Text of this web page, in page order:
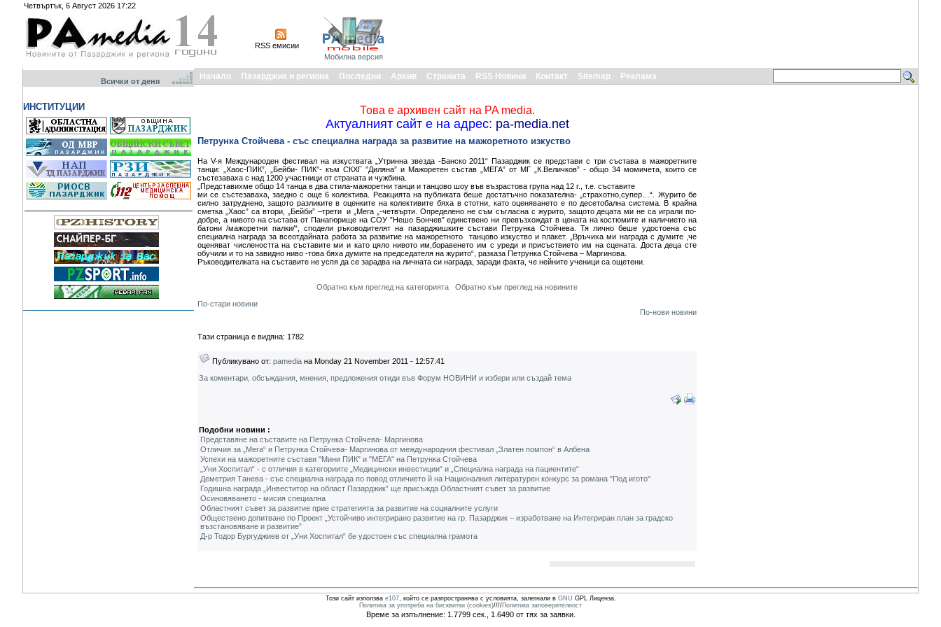
Четвъртък, 6 Август 2026 17:22
RSS емисии
Мобилна версия
Всички от деня
ИНСТИТУЦИИ
Начало Пазарджик и региона Последни Архив Страната RSS Новини Контакт Sitemap Реклама
Това е архивен сайт на PA media.
Актуалният сайт е на адрес: pa-media.net
Петрунка Стойчева - със специална награда за развитие на мажоретното изкуство
На V-я Международен фестивал на изкуствата „Утринна звезда -Банско 2011“ Пазарджик се представи с три състава в мажоретните
танци: „Хаос-ПИК”, „Бейби- ПИК”- към СКХГ ”Диляна” и Мажоретен състав „МЕГА” от МГ „К.Величков” - общо 34 момичета, които се
състезаваха с над 1200 участници от страната и чужбина.
„Представихме общо 14 танца в два стила-мажоретни танци и танцово шоу във възрастова група над 12 г., т.е. съставите
ми се състезаваха, заедно с още 6 колектива. Реакцията на публиката беше достатъчно показателна- „страхотно,супер…“. Журито бе
силно затруднено, защото разликите в оценките на колективите бяха в стотни, като оценяването е по десетобална система. В крайна
сметка „Хаос” са втори, „Бейби” –трети и „Мега „-четвърти. Определено не съм съгласна с журито, защото децата ми не са играли по-
добре, а нивото на състава от Панагюрище на СОУ ”Нешо Бончев” единствено ни превъзхождат в цената на костюмите и наличието на
батони /мажоретни палки/“, сподели ръководителят на пазарджишките състави Петрунка Стойчева. Тя лично беше удостоена със
специална награда за всеотдайната работа за развитие на мажоретното танцово изкуство и плакет. „Връчиха ми награда с думите ,че
оценяват числеността на съставите ми и като цяло нивото им,боравенето им с уреди и присъствието им на сцената. Доста деца сте
обучили и то на завидно ниво -това бяха думите на председателя на журито“, разказа Петрунка Стойчева – Маргинова.
Ръководителката на съставите не успя да се зарадва на личната си награда, заради факта, че нейните ученици са ощетени.
Обратно към преглед на категорията
Обратно към преглед на новините
По-стари новини
По-нови новини
Тази страница е видяна: 1782
Публикувано от: pamedia на Monday 21 November 2011 - 12:57:41
За коментари, обсъждания, мнения, предложения отиди във Форум НОВИНИ и избери или създай тема
Подобни новини :
Представяне на съставите на Петрунка Стойчева- Маргинова
Отличия за „Мега“ и Петрунка Стойчева- Маргинова от международния фестивал „Златен помпон“ в Албена
Успехи на мажоретните състави "Мини ПИК" и "МЕГА" на Петрунка Стойчева
„Уни Хоспитал“ - с отличия в категориите „Медицински инвестиции“ и „Специална награда на пациентите“
Деметрия Танева - със специална награда по повод отличието й на Националния литературен конкурс за романа "Под игото"
Годишна награда „Инвеститор на област Пазарджик” ще присъжда Областният съвет за развитие
Осиновяването - мисия специална
Областният съвет за развитие прие стратегията за развитие на социалните услуги
Обществено допитване по Проект „Устойчиво интегрирано развитие на гр. Пазарджик – изработване на Интегриран план за градско
възстановяване и развитие”
Д-р Тодор Бургуджиев от „Уни Хоспитал“ бе удостоен със специална грамота
Този сайт използва e107, който се разпространява с условията, залегнали в GNU GPL Лиценза.
Политика за употреба на бисквитки (cookies)////Политика заповерителност
Време за изпълнение: 1.7799 сек., 1.6490 от тях за заявки.